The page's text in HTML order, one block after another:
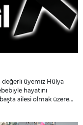
değerli üyemiz Hülya
hayatını
ailesi olmak üzere